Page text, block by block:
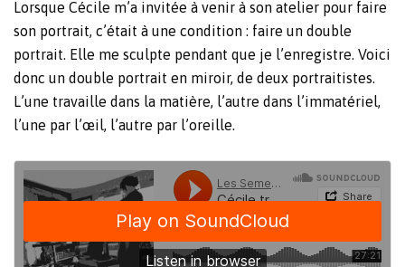
Lorsque Cécile m’a invitée à venir à son atelier pour faire
son portrait, c’était à une condition : faire un double
portrait. Elle me sculpte pendant que je l’enregistre. Voici
donc un double portrait en miroir, de deux portraitistes.
L’une travaille dans la matière, l’autre dans l’immatériel,
l’une par l’œil, l’autre par l’oreille.